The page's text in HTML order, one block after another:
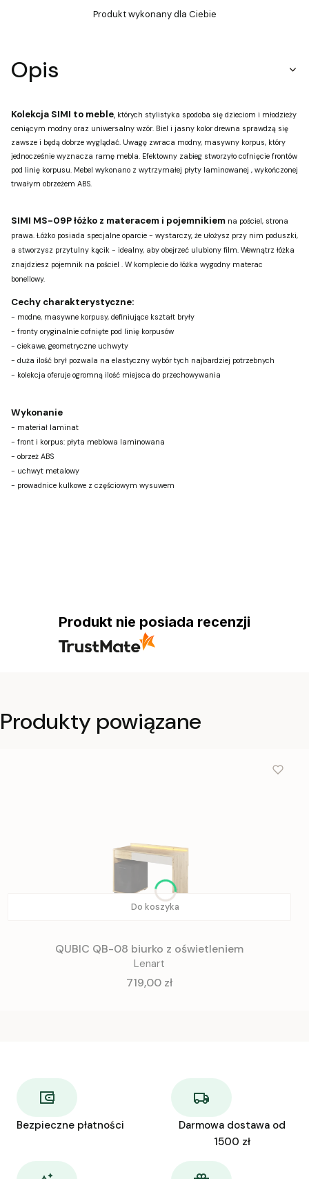
Produkt wykonany dla Ciebie
Opis
Kolekcja SIMI to meble, których stylistyka spodoba się dzieciom i młodzieży
ceniącym modny oraz uniwersalny wzór. Biel i jasny kolor drewna sprawdzą się
zawsze i będą dobrze wyglądać. Uwagę zwraca modny, masywny korpus, który
jednocześnie wyznacza ramę mebla. Efektowny zabieg stworzyło cofnięcie frontów
pod linię korpusu. Mebel wykonano z wytrzymałej płyty laminowanej , wykończonej
trwałym obrzeżem ABS.
SIMI MS-09P łóżko z materacem i pojemnikiem na pościel, strona
prawa. Łóżko posiada specjalne oparcie - wystarczy, że ułożysz przy nim poduszki,
a stworzysz przytulny kącik - idealny, aby obejrzeć ulubiony film. Wewnątrz łóżka
znajdziesz pojemnik na pościel . W komplecie do łóżka wygodny materac
bonellowy.
Cechy charakterystyczne:
- modne, masywne korpusy, definiujące kształt bryły
- fronty oryginalnie cofnięte pod linię korpusów
- ciekawe, geometryczne uchwyty
- duża ilość brył pozwala na elastyczny wybór tych najbardziej potrzebnych
- kolekcja oferuje ogromną ilość miejsca do przechowywania
Wykonanie
- materiał laminat
- front i korpus: płyta meblowa laminowana
- obrzeż ABS
- uchwyt metalowy
- prowadnice kulkowe z częściowym wysuwem
Produkt nie posiada recenzji
Produkty powiązane
Do koszyka
QUBIC QB-08 biurko z oświetleniem
Lenart
Cena
719,00 zł
Bezpieczne płatności
Darmowa dostawa od
1500 zł